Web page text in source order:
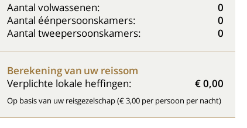
Aantal volwassenen:
0
Aantal éénpersoonskamers:
0
Aantal tweepersoonskamers:
0
Berekening van uw reissom
Verplichte lokale heffingen:
€ 0,00
Op basis van uw reisgezelschap (€ 3,00 per persoon per nacht)